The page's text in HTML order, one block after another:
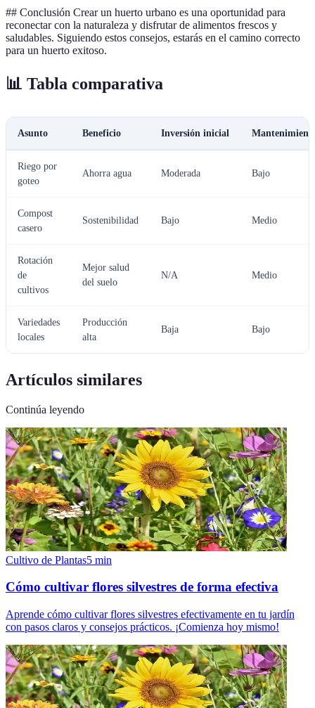
## Conclusión Crear un huerto urbano es una oportunidad para
reconectar con la naturaleza y disfrutar de alimentos frescos y
saludables. Siguiendo estos consejos, estarás en el camino correcto
para un huerto exitoso.
📊 Tabla comparativa
Asunto Beneficio Inversión inicial
Riego por
goteo
Ahorra agua Moderada Bajo
Compost
casero
Sostenibilidad Bajo Medio
Rotación
de
cultivos
Mejor salud
del suelo
N/A Medio
Variedades
locales
Producción
alta
Baja Bajo
Artículos similares
Continúa leyendo
Cultivo de Plantas5 min
Cómo cultivar flores silvestres de forma efectiva
Aprende cómo cultivar flores silvestres efectivamente en tu jardín
con pasos claros y consejos prácticos. ¡Comienza hoy mismo!